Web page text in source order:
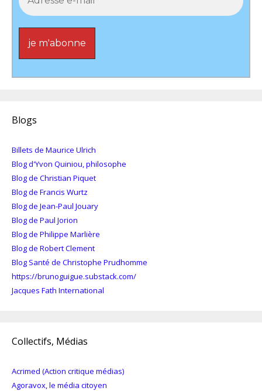
Blogs
Billets de Maurice Ulrich
Blog d'Yvon Quiniou, philosophe
Blog de Christian Piquet
Blog de Francis Wurtz
Blog de Jean-Paul Jouary
Blog de Paul Jorion
Blog de Philippe Marlière
Blog de Robert Clement
Blog Santé de Christophe Prudhomme
https://brunoguigue.substack.com/
Jacques Fath International
Collectifs, Médias
Acrimed (Action critique médias)
Agoravox, le média citoyen